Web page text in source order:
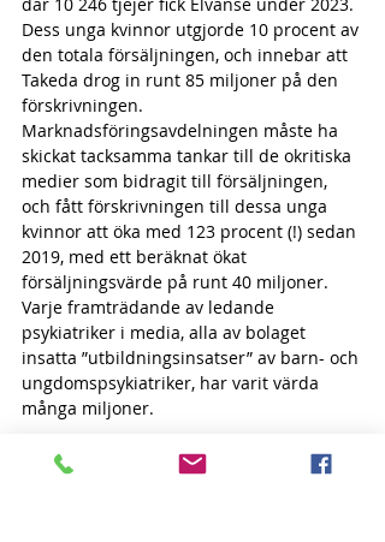
Dess unga kvinnor utgjorde 10 procent av
den totala försäljningen, och innebar att
Takeda drog in runt 85 miljoner på den
förskrivningen.
Marknadsföringsavdelningen måste ha
skickat tacksamma tankar till de okritiska
medier som bidragit till försäljningen,
och fått förskrivningen till dessa unga
kvinnor att öka med 123 procent (!) sedan
2019, med ett beräknat ökat
försäljningsvärde på runt 40 miljoner.
Varje framträdande av ledande
psykiatriker i media, alla av bolaget
insatta ”utbildningsinsatser” av barn- och
ungdomspsykiatriker, har varit värda
många miljoner.
Lika lönande har det inte varit för de
unga kvinnor i åldersgruppen som fått